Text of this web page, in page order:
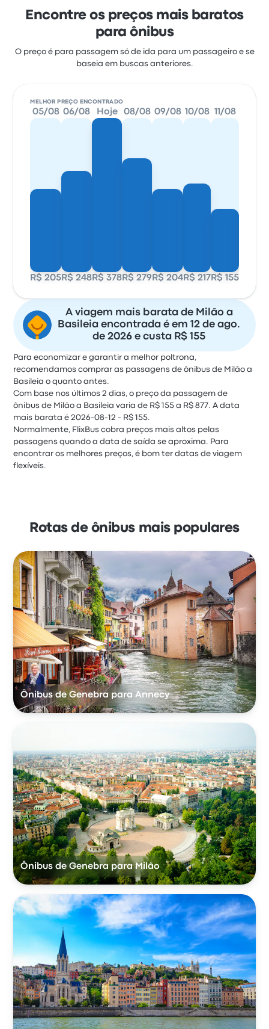
Encontre os preços mais baratos
para ônibus
O preço é para passagem só de ida para um passageiro e se
baseia em buscas anteriores.
MELHOR PREÇO ENCONTRADO
05/08
R$ 205
06/08
R$ 248
Hoje
R$ 378
08/08
R$ 279
09/08
R$ 204
10/08
R$ 217
11/08
R$ 155
A viagem mais barata de Milão a
Basileia encontrada é em 12 de ago.
de 2026 e custa R$ 155
Para economizar e garantir a melhor poltrona,
recomendamos comprar as passagens de ônibus de Milão a
Basileia o quanto antes.
Com base nos últimos 2 dias, o preço da passagem de
ônibus de Milão a Basileia varia de R$ 155 a R$ 877. A data
mais barata é 2026-08-12 - R$ 155.
Normalmente, FlixBus cobra preços mais altos pelas
passagens quando a data de saída se aproxima. Para
encontrar os melhores preços, é bom ter datas de viagem
flexíveis.
Rotas de ônibus mais populares
Ônibus de Genebra para Annecy
Ônibus de Genebra para Milão